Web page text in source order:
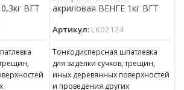
ВГТ
акриловая ВЕНГЕ 1кг ВГТ
Артикул: LK02124
Тонкодисперсная шпатлевка
для заделки сучков, трещин,
иных деревянных поверхностей
и проведения других